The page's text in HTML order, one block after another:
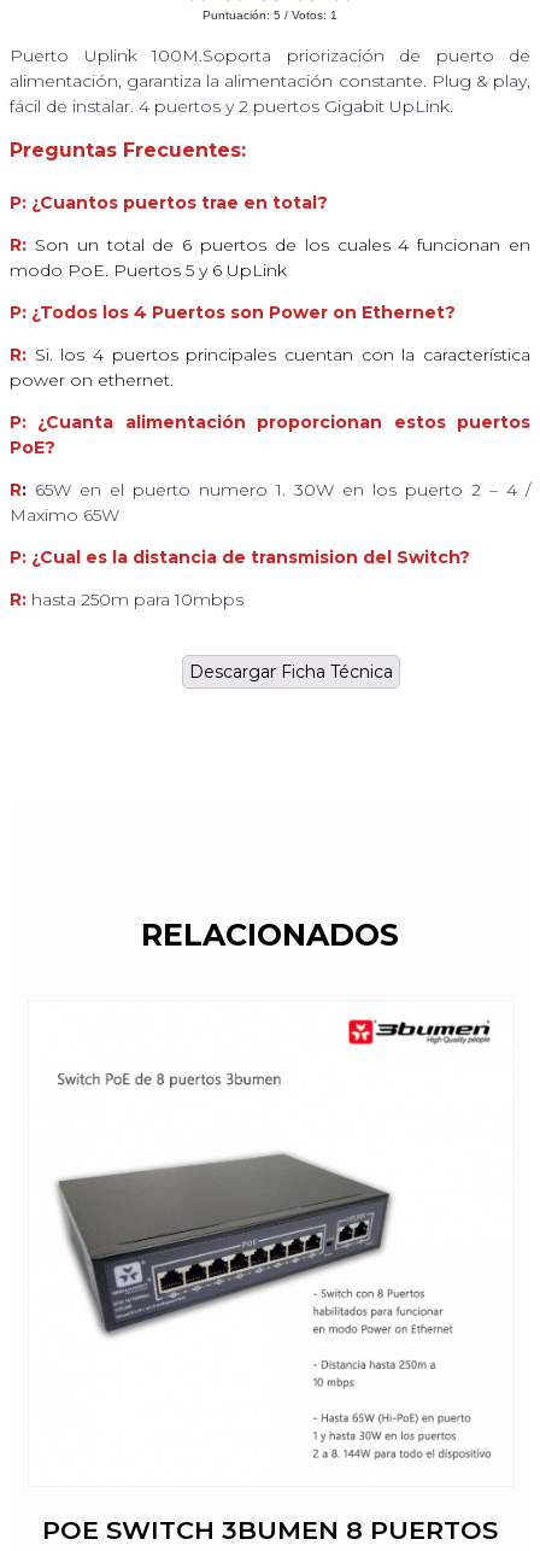
Puntuación: 5 / Votos: 1
Puerto Uplink 100M.Soporta priorización de puerto de
alimentación, garantiza la alimentación constante. Plug & play,
fácil de instalar. 4 puertos y 2 puertos Gigabit UpLink.
Preguntas Frecuentes:
P: ¿Cuantos puertos trae en total?
R: Son un total de 6 puertos de los cuales 4 funcionan en
modo PoE. Puertos 5 y 6 UpLink
P: ¿Todos los 4 Puertos son Power on Ethernet?
R: Si. los 4 puertos principales cuentan con la característica
power on ethernet.
P: ¿Cuanta alimentación proporcionan estos puertos
PoE?
R: 65W en el puerto numero 1. 30W en los puerto 2 – 4 /
Maximo 65W
P: ¿Cual es la distancia de transmision del Switch?
R: hasta 250m para 10mbps
Descargar Ficha Técnica
RELACIONADOS
POE SWITCH 3BUMEN 8 PUERTOS